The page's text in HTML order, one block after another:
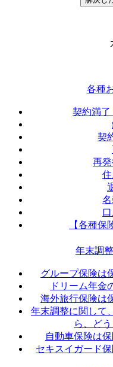
各種
契約満了
契
再
【各種
年末調
グループ保険は
ドリーム年金
海外旅行保険は
年末調整に関して
ら、ど
自動車保険は
セキスイガード